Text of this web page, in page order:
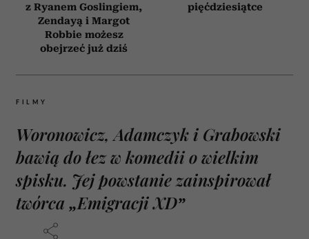
z Ryanem Goslingiem,
Zendayą i Margot
Robbie możesz
obejrzeć już dziś
pięćdziesiątce
FILMY
Woronowicz, Adamczyk i Grabowski
bawią do łez w komedii o wielkim
spisku. Jej powstanie zainspirował
twórca „Emigracji XD”